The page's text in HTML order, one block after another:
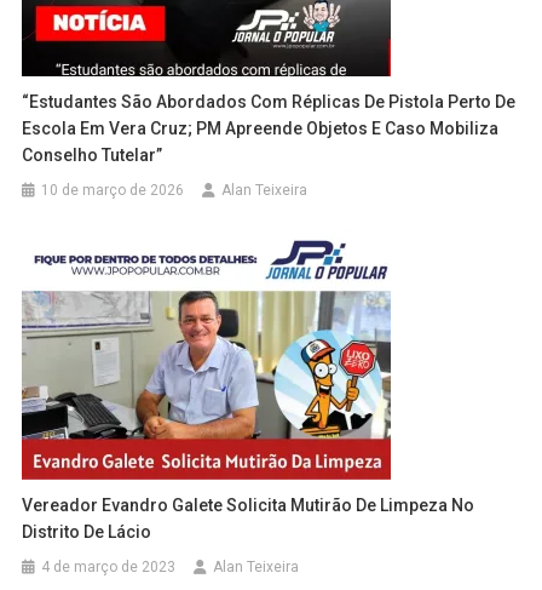
“Estudantes São Abordados Com Réplicas De Pistola Perto De
Escola Em Vera Cruz; PM Apreende Objetos E Caso Mobiliza
Conselho Tutelar”
10 de março de 2026 Alan Teixeira
Vereador Evandro Galete Solicita Mutirão De Limpeza No
Distrito De Lácio
4 de março de 2023 Alan Teixeira